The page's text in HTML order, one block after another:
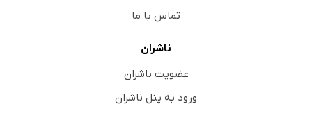
تماس با ما
ناشران
عضویت ناشران
ورود به پنل ناشران